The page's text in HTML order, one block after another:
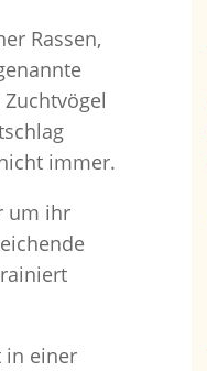
Rassen,
immer.
um ihr
in einer